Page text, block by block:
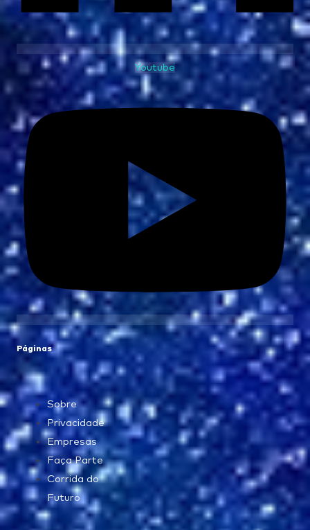
Youtube
Páginas
Sobre
Privacidade
Empresas
Faça Parte
Corrida do
Futuro